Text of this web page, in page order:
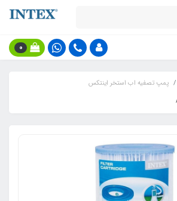
0
پمپ تصفیه اب استخر اینتکس